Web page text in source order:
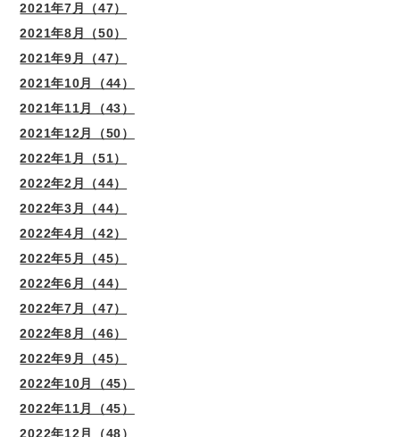
2021年7月（47）
2021年8月（50）
2021年9月（47）
2021年10月（44）
2021年11月（43）
2021年12月（50）
2022年1月（51）
2022年2月（44）
2022年3月（44）
2022年4月（42）
2022年5月（45）
2022年6月（44）
2022年7月（47）
2022年8月（46）
2022年9月（45）
2022年10月（45）
2022年11月（45）
2022年12月（48）